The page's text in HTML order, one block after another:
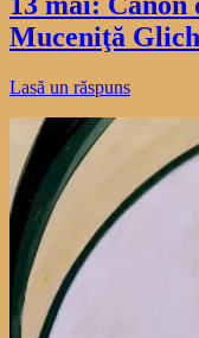
Muceniţă
Lasă un răspuns